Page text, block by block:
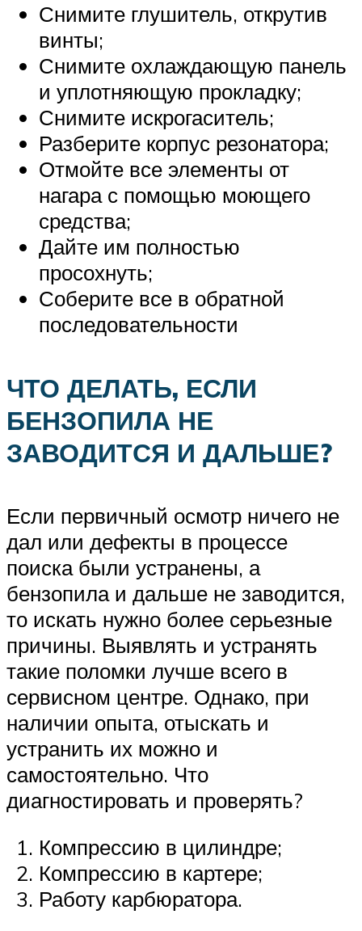
Снимите глушитель, открутив
винты;
Снимите охлаждающую панель
и уплотняющую прокладку;
Снимите искрогаситель;
Разберите корпус резонатора;
Отмойте все элементы от
нагара с помощью моющего
средства;
Дайте им полностью
просохнуть;
Соберите все в обратной
последовательности
ЧТО ДЕЛАТЬ, ЕСЛИ
БЕНЗОПИЛА НЕ
ЗАВОДИТСЯ И ДАЛЬШЕ?
Если первичный осмотр ничего не
дал или дефекты в процессе
поиска были устранены, а
бензопила и дальше не заводится,
то искать нужно более серьезные
причины. Выявлять и устранять
такие поломки лучше всего в
сервисном центре. Однако, при
наличии опыта, отыскать и
устранить их можно и
самостоятельно. Что
диагностировать и проверять?
Компрессию в цилиндре;
Компрессию в картере;
Работу карбюратора.